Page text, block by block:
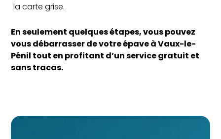
la carte grise.
En seulement quelques étapes, vous pouvez
vous débarrasser de votre épave à Vaux-le-
Pénil tout en profitant d’un service gratuit et
sans tracas.